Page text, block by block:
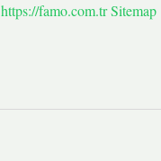
https://famo.com.trSitemap